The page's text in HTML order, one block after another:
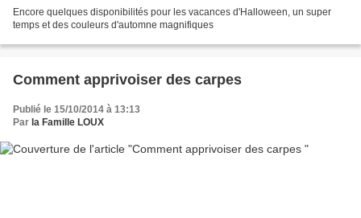
Encore quelques disponibilités pour les vacances d'Halloween, un super
temps et des couleurs d'automne magnifiques
Comment apprivoiser des carpes
Publié le 15/10/2014 à 13:13
Par la Famille LOUX